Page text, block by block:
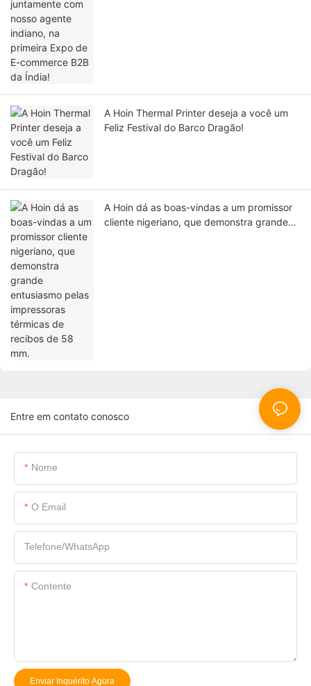
A Hoin Thermal Printer deseja a você um
Feliz Festival do Barco Dragão!
A Hoin dá as boas-vindas a um promissor
cliente nigeriano, que demonstra grande
Entre em contato conosco
Nome
O Email
Telefone/WhatsApp
Contente
Enviar Inquérito Agora